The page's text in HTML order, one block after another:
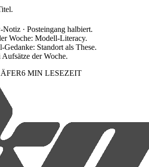
· Posteingang halbiert.
Woche: Modell-Literacy.
Gedanke: Standort als These.
der Woche.
6 MIN LESEZEIT